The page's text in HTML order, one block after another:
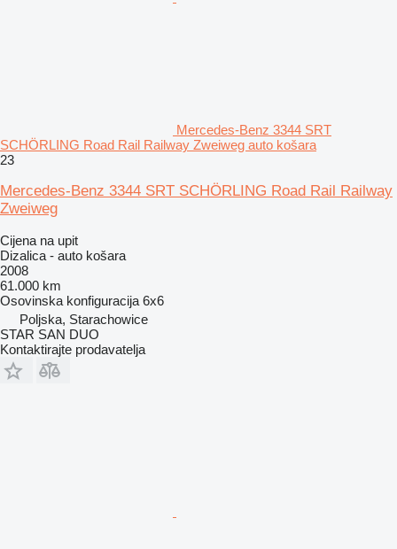
Mercedes-Benz 3344 SRT
SCHÖRLING Road Rail Railway Zweiweg auto košara
23
Mercedes-Benz 3344 SRT SCHÖRLING Road Rail Railway
Zweiweg
Cijena na upit
Dizalica - auto košara
2008
61.000 km
Osovinska konfiguracija 6x6
Poljska, Starachowice
STAR SAN DUO
Kontaktirajte prodavatelja